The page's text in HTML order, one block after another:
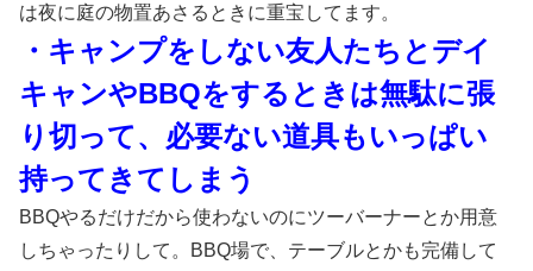
は夜に庭の物置あさるときに重宝してます。
・キャンプをしない友人たちとデイ
キャンやBBQをするときは無駄に張
り切って、必要ない道具もいっぱい
持ってきてしまう
BBQやるだけだから使わないのにツーバーナーとか用意
しちゃったりして。BBQ場で、テーブルとかも完備して